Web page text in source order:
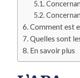
Comment est
Quelles sont
En savoir plus